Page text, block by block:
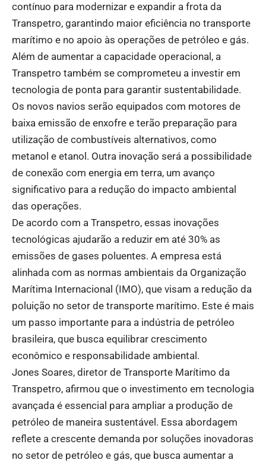
contínuo para modernizar e expandir a frota da
Transpetro, garantindo maior eficiência no transporte
marítimo e no apoio às operações de petróleo e gás.
Além de aumentar a capacidade operacional, a
Transpetro também se comprometeu a investir em
tecnologia de ponta para garantir sustentabilidade.
Os novos navios serão equipados com motores de
baixa emissão de enxofre e terão preparação para
utilização de combustíveis alternativos, como
metanol e etanol. Outra inovação será a possibilidade
de conexão com energia em terra, um avanço
significativo para a redução do impacto ambiental
das operações.
De acordo com a Transpetro, essas inovações
tecnológicas ajudarão a reduzir em até 30% as
emissões de gases poluentes. A empresa está
alinhada com as normas ambientais da Organização
Marítima Internacional (IMO), que visam a redução da
poluição no setor de transporte marítimo. Este é mais
um passo importante para a indústria de petróleo
brasileira, que busca equilibrar crescimento
econômico e responsabilidade ambiental.
Jones Soares, diretor de Transporte Marítimo da
Transpetro, afirmou que o investimento em tecnologia
avançada é essencial para ampliar a produção de
petróleo de maneira sustentável. Essa abordagem
reflete a crescente demanda por soluções inovadoras
no setor de petróleo e gás, que busca aumentar a